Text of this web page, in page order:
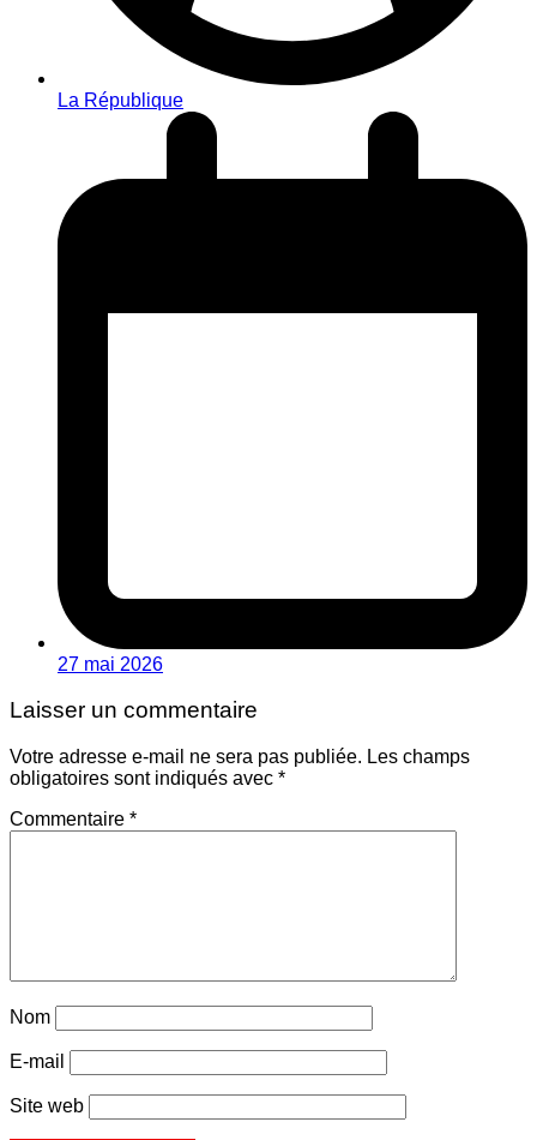
La République
27 mai 2026
Laisser un commentaire
Votre adresse e-mail ne sera pas publiée. Les champs
obligatoires sont indiqués avec *
Commentaire *
Nom
E-mail
Site web